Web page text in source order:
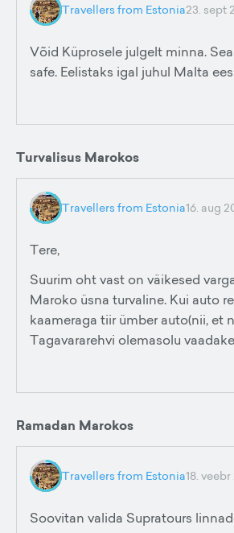
Travellers from Estonia23. sept
Võid Küprosele julgelt minna.
safe. Eelistaks igal juhul Malta
Turvalisus Marokos
Travellers from Estonia16. aug
Tere,
Suurim oht vast on väikesed
Maroko üsna turvaline. Kui auto
kaameraga tiir ümber auto(nii, et
Tagavararehvi olemasolu
Ramadan Marokos
Travellers from Estonia18.
Soovitan valida Supratours